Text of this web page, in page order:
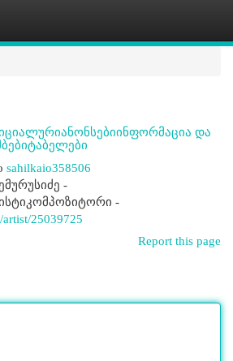
და
sahilkaio358506
-
-
25039725
Report this page